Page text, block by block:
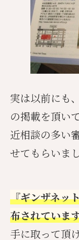
実は以前にも
の掲載を頂い
近相談の多い
せてもらいま
『ギンザネッ
布されていま
手に取って頂